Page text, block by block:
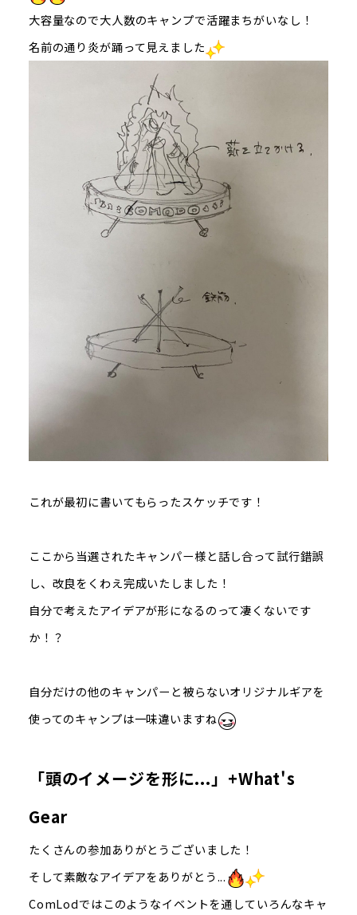
大容量なので大人数のキャンプで活躍まちがいなし！
名前の通り炎が踊って見えました
これが最初に書いてもらったスケッチです！
ここから当選されたキャンパー様と話し合って試行錯誤
し、改良をくわえ完成いたしました！
自分で考えたアイデアが形になるのって凄くないです
か！？
自分だけの他のキャンパーと被らないオリジナルギアを
使ってのキャンプは一味違いますね
「頭のイメージを形に...」+What's
Gear
たくさんの参加ありがとうございました！
そして素敵なアイデアをありがとう...
ComLodではこのようなイベントを通していろんなキャ